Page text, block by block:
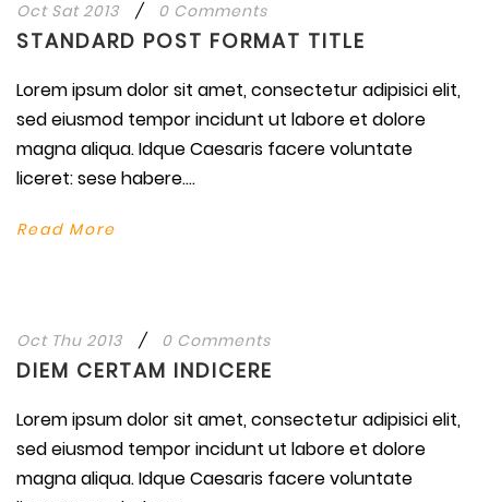
Oct Sat 2013 / 0 Comments
STANDARD POST FORMAT TITLE
Lorem ipsum dolor sit amet, consectetur adipisici elit,
sed eiusmod tempor incidunt ut labore et dolore
magna aliqua. Idque Caesaris facere voluntate
liceret: sese habere....
Read More
Oct Thu 2013 / 0 Comments
DIEM CERTAM INDICERE
Lorem ipsum dolor sit amet, consectetur adipisici elit,
sed eiusmod tempor incidunt ut labore et dolore
magna aliqua. Idque Caesaris facere voluntate